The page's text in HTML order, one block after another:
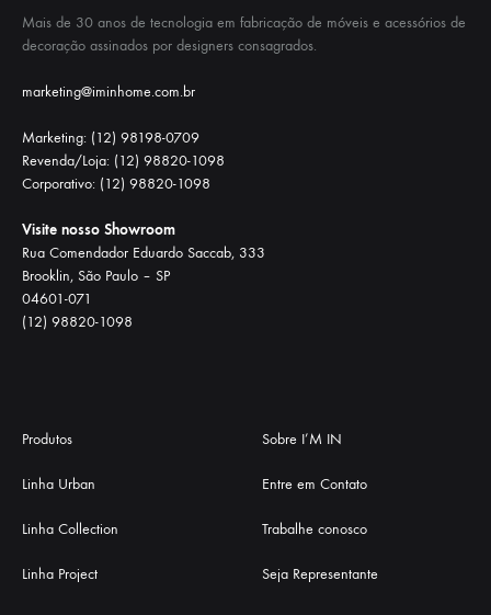
Mais de 30 anos de tecnologia em fabricação de móveis e acessórios de
decoração assinados por designers consagrados.
marketing@iminhome.com.br
Marketing: (12) 98198-0709
Revenda/Loja: (12) 98820-1098
Corporativo: (12) 98820-1098
Visite nosso Showroom
Rua Comendador Eduardo Saccab, 333
Brooklin, São Paulo – SP
04601-071
(12) 98820-1098
Produtos
Linha Urban
Linha Collection
Linha Project
Sobre I’M IN
Entre em Contato
Trabalhe conosco
Seja Representante